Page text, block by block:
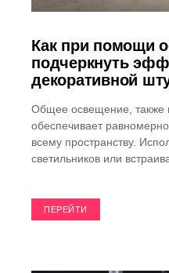
Как при помощи
подчеркнуть
декоративной
Общее освещение, также
обеспечивает
всему пространству.
светильников или
ПЕРЕЙТИ